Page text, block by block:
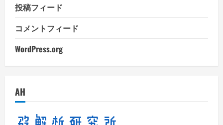
投稿フィード
コメントフィード
WordPress.org
AH